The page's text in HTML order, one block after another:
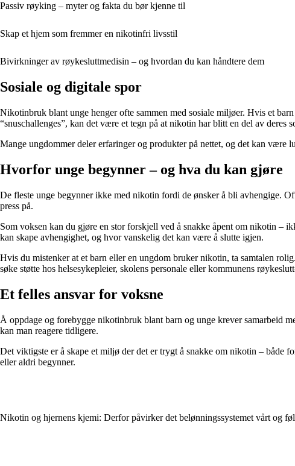
Passiv røyking – myter og fakta du bør kjenne til
Skap et hjem som fremmer en nikotinfri livsstil
Bivirkninger av røykesluttmedisin – og hvordan du kan håndtere dem
Sosiale og digitale spor
Nikotinbruk blant unge henger ofte sammen med sosiale miljøer. Hvis et
“snuschallenges”, kan det være et tegn på at nikotin har blitt en del av deres
Mange ungdommer deler erfaringer og produkter på nettet, og det kan være
Hvorfor unge begynner – og hva du kan gjøre
De fleste unge begynner ikke med nikotin fordi de ønsker å bli avhengige.
press på.
Som voksen kan du gjøre en stor forskjell ved å snakke åpent om nikotin –
kan skape avhengighet, og hvor vanskelig det kan være å slutte igjen.
Hvis du mistenker at et barn eller en ungdom bruker nikotin, ta samtalen
søke støtte hos helsesykepleier, skolens personale eller kommunens
Et felles ansvar for voksne
Å oppdage og forebygge nikotinbruk blant barn og unge krever samarbeid
kan man reagere tidligere.
Det viktigste er å skape et miljø der det er trygt å snakke om nikotin – både
eller aldri begynner.
Nikotin og hjernens kjemi: Derfor påvirker det belønningssystemet vårt og